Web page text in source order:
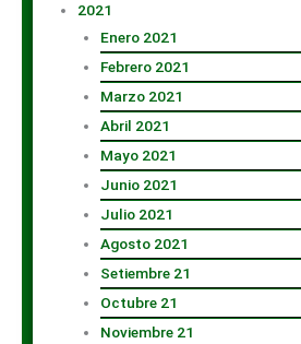
2021
Enero 2021
Febrero 2021
Marzo 2021
Abril 2021
Mayo 2021
Junio 2021
Julio 2021
Agosto 2021
Setiembre 21
Octubre 21
Noviembre 21